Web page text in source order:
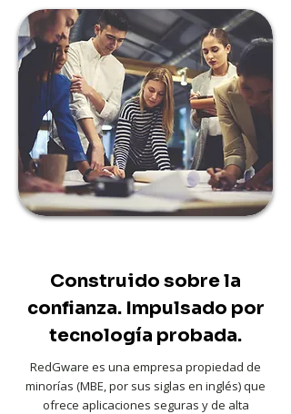
Construido sobre la
confianza. Impulsado por
tecnología probada.
RedGware es una empresa propiedad de
minorías (MBE, por sus siglas en inglés) que
ofrece aplicaciones seguras y de alta